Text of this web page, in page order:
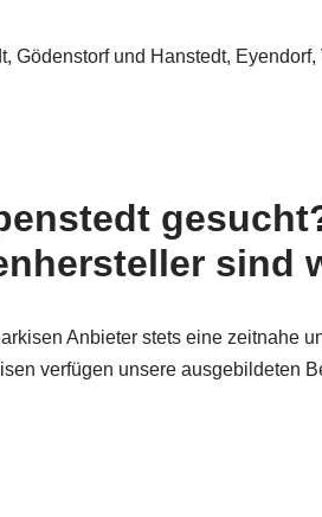
Gödenstorf und Hanstedt, Eyendorf,
sind
Anbieter stets eine zeitnahe
verfügen unsere ausgebildeten